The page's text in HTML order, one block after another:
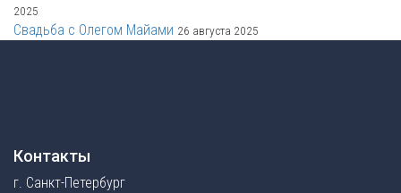
2025
Свадьба с Олегом Майами 26 августа 2025
Контакты
г. Санкт-Петербург